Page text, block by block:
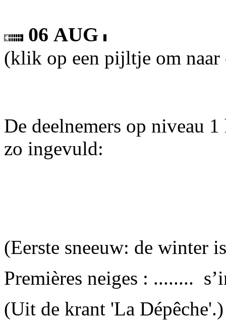
06 AUG
(klik op een pijltje om naar
De deelnemers op niveau
zo ingevuld:
(Eerste sneeuw: de winter
Premières neiges : ........
(Uit de krant 'La Dépêche'.)